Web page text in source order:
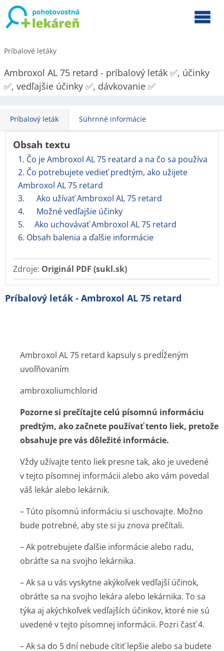
Príbalové letáky
Ambroxol AL 75 retard - príbalový leták ✅, účinky
✅, vedľajšie účinky ✅, dávkovanie ✅
Príbalový leták Súhrnné informácie
Obsah textu
1. Čo je Ambroxol AL 75 reatard a na čo sa používa
2. Čo potrebujete vedieť predtým, ako užijete
Ambroxol AL 75 retard
3. Ako užívať Ambroxol AL 75 retard
4. Možné vedľajšie účinky
5. Ako uchovávať Ambroxol AL 75 retard
6. Obsah balenia a ďalšie informácie
Zdroje: Originál PDF (sukl.sk)
Príbalový leták - Ambroxol AL 75 retard
Ambroxol AL 75 retard kapsuly s predĺženým
uvoľňovaním
ambroxoliumchlorid
Pozorne si prečítajte celú písomnú informáciu
predtým, ako začnete používať tento liek, pretože
obsahuje pre vás dôležité informácie.
Vždy užívajte tento liek presne tak, ako je uvedené
v tejto písomnej informácii alebo ako vám povedal
váš lekár alebo lekárnik.
– Túto písomnú informáciu si uschovajte. Možno
bude potrebné, aby ste si ju znova prečítali.
– Ak potrebujete ďalšie informácie alebo radu,
obráťte sa na svojho lekárnika.
– Ak sa u vás vyskytne akýkoľvek vedľajší účinok,
obráťte sa na svojho lekára alebo lekárnika. To sa
týka aj akýchkoľvek vedľajších účinkov, ktoré nie sú
uvedené v tejto písomnej informácii. Pozri časť 4.
– Ak sa do 5 dní nebude cítiť lepšie alebo sa budete